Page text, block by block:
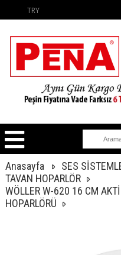
TRY
Anasayfa SES
TAVAN HOPARLÖR
WÖLLER W-620 16 CM
HOPARLÖRÜ